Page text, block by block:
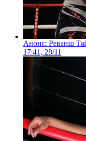
Анонс: Реванш
17:41, 28/11